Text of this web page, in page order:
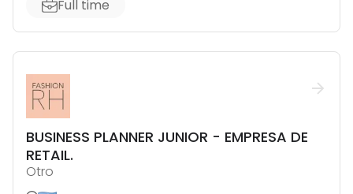
Full time
BUSINESS PLANNER JUNIOR - EMPRESA DE
RETAIL.
Otro